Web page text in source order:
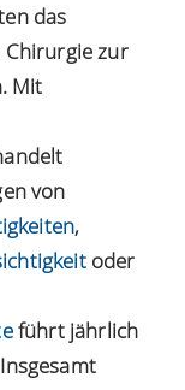
das
Chirurgie zur
Mit
von
,
oder
führt jährlich